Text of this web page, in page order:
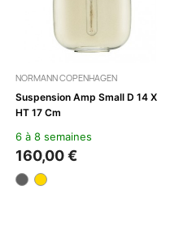
NORMANN COPENHAGEN
Suspension Amp Small D 14 X
HT 17 Cm
6 à 8 semaines
160,00 €